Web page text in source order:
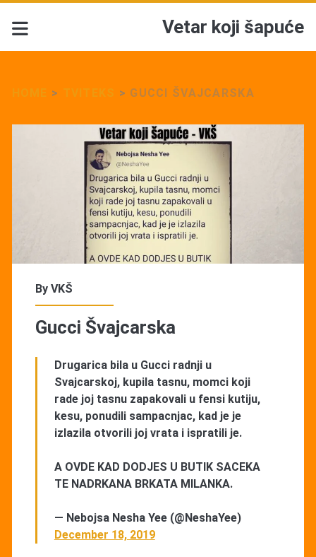
Vetar koji šapuće
> > GUCCI ŠVAJCARSKA
By VKŠ
Gucci Švajcarska
Drugarica bila u Gucci radnji u
Svajcarskoj, kupila tasnu, momci koji
rade joj tasnu zapakovali u fensi kutiju,
kesu, ponudili sampacnjac, kad je je
izlazila otvorili joj vrata i ispratili je.
A OVDE KAD DODJES U BUTIK SACEKA
TE NADRKANA BRKATA MILANKA.
— Nebojsa Nesha Yee (@NeshaYee)
December 18, 2019